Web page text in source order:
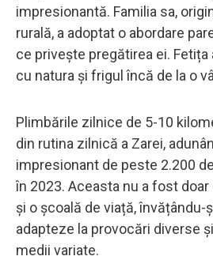
impresionantă. Familia sa,
rurală, a adoptat o abordare
ce privește pregătirea ei.
cu natura și frigul încă de la o
Plimbările zilnice de 5-10
din rutina zilnică a Zarei,
impresionant de peste 2.200
în 2023. Aceasta nu a fost
și o școală de viață,
adapteze la provocări diverse
medii variate.